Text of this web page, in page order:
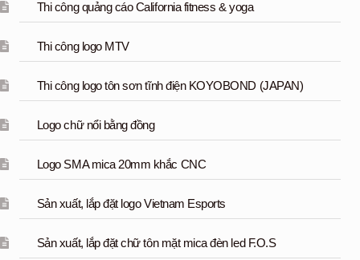
Thi công quảng cáo California fitness & yoga
Thi công logo MTV
Thi công logo tôn sơn tĩnh điện KOYOBOND (JAPAN)
Logo chữ nổi bằng đồng
Logo SMA mica 20mm khắc CNC
Sản xuất, lắp đặt logo Vietnam Esports
Sản xuất, lắp đặt chữ tôn mặt mica đèn led F.O.S